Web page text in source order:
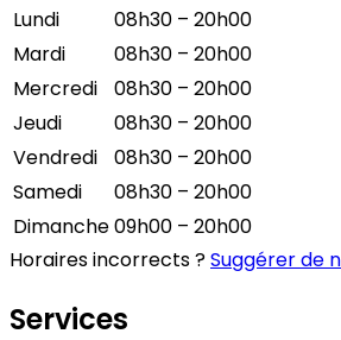
Lundi
08h30 – 20h00
Mardi
08h30 – 20h00
Mercredi
08h30 – 20h00
Jeudi
08h30 – 20h00
Vendredi
08h30 – 20h00
Samedi
08h30 – 20h00
Dimanche09h00 – 20h00
Horaires incorrects ?Suggérer de
Services